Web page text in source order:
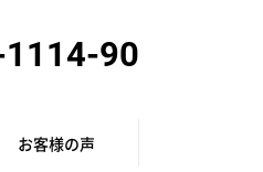
90
お客様の声